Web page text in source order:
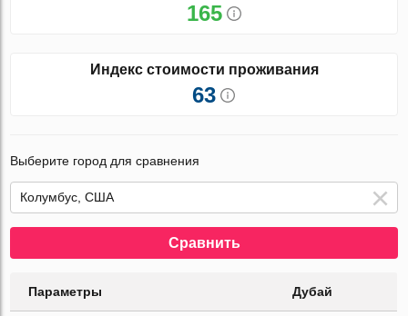
165
Индекс стоимости проживания
63
Выберите город для сравнения
Сравнить
Параметры Дубай